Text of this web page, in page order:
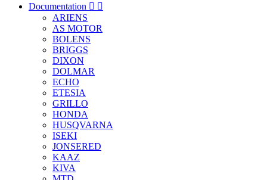
Documentation  
ARIENS
AS MOTOR
BOLENS
BRIGGS
DIXON
DOLMAR
ECHO
ETESIA
GRILLO
HONDA
HUSQVARNA
ISEKI
JONSERED
KAAZ
KIVA